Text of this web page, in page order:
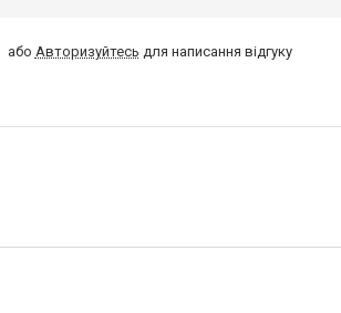
або Авторизуйтесь для написання відгуку